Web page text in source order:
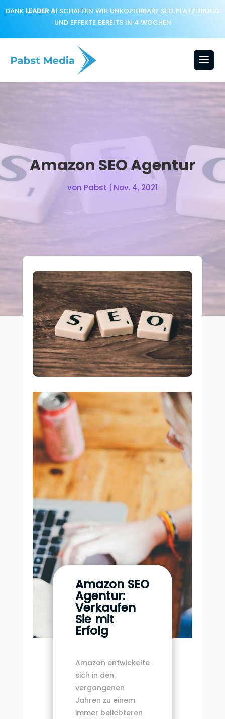
DANK LEADER AI SCHAFFEN WIR UNKOPIERBARE SEO PLATZIERUNG
UND EFFEKTE BEREITS IN 4 WOCHEN
Amazon SEO Agentur
von Pabst Nov. 4, 2021
Amazon SEO
Agentur:
Verkaufen
Sie mit
Erfolg
Amazon entwickelte
sich in den
vergangenen
Jahren zu einem
immer beliebteren